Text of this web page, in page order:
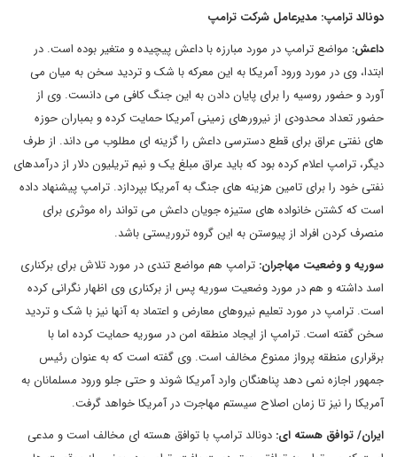
دونالد ترامپ: مدیرعامل شرکت ترامپ
داعش: مواضع ترامپ در مورد مبارزه با داعش پیچیده و متغیر بوده است. در
ابتدا، وی در مورد ورود آمریکا به این معرکه با شک و تردید سخن به میان می
آورد و حضور روسیه را برای پایان دادن به این جنگ کافی می دانست. وی از
حضور تعداد محدودی از نیرورهای زمینی آمریکا حمایت کرده و بمباران حوزه
های نفتی عراق برای قطع دسترسی داعش را گزینه ای مطلوب می داند. از طرف
دیگر، ترامپ اعلام کرده بود که باید عراق مبلغ یک و نیم تریلیون دلار از درآمدهای
نفتی خود را برای تامین هزینه های جنگ به آمریکا بپردازد. ترامپ پیشنهاد داده
است که کشتن خانواده های ستیزه جویان داعش می تواند راه موثری برای
منصرف کردن افراد از پیوستن به این گروه تروریستی باشد.
سوریه و وضعیت مهاجران: ترامپ هم مواضع تندی در مورد تلاش برای برکناری
اسد داشته و هم در مورد وضعیت سوریه پس از برکناری وی اظهار نگرانی کرده
است. ترامپ در مورد تعلیم نیروهای معارض و اعتماد به آنها نیز با شک و تردید
سخن گفته است. ترامپ از ایجاد منطقه امن در سوریه حمایت کرده اما با
برقراری منطقه پرواز ممنوع مخالف است. وی گفته است که به عنوان رئیس
جمهور اجازه نمی دهد پناهنگان وارد آمریکا شوند و حتی جلو ورود مسلمانان به
آمریکا را نیز تا زمان اصلاح سیستم مهاجرت در آمریکا خواهد گرفت.
ایران/ توافق هسته ای: دونالد ترامپ با توافق هسته ای مخالف است و مدعی